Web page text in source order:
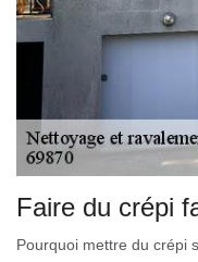
Faire du crépi
Pourquoi mettre du crépi